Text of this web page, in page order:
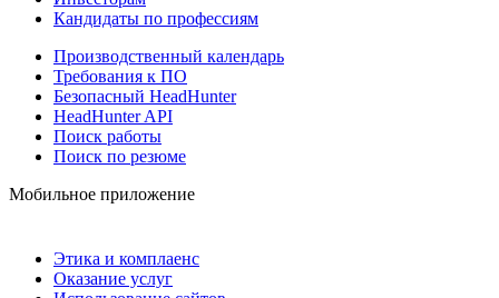
Кандидаты по профессиям
Производственный календарь
Требования к ПО
Безопасный HeadHunter
HeadHunter API
Поиск работы
Поиск по резюме
Мобильное приложение
Этика и комплаенс
Оказание услуг